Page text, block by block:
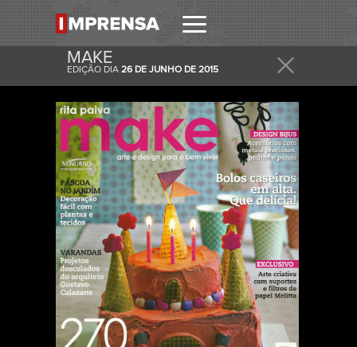
MAKE
EDIÇÃO DIA 26 DE JUNHO DE 2015
RECEBER
RECEBA ESTA E OUTRAS CAPAS NO SEU EMAIL
DIARIAMENTE.